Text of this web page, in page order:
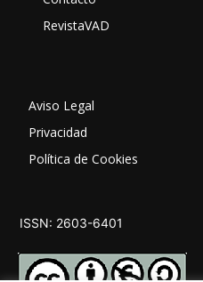
RevistaVAD
Aviso Legal
Privacidad
Política de Cookies
ISSN: 2603-6401